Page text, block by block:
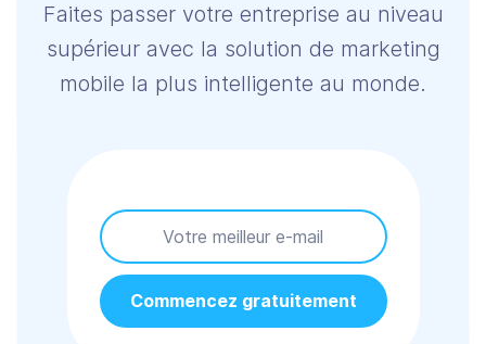
Faites passer votre entreprise au niveau
supérieur avec la solution de marketing
mobile la plus intelligente au monde.
Commencez gratuitement